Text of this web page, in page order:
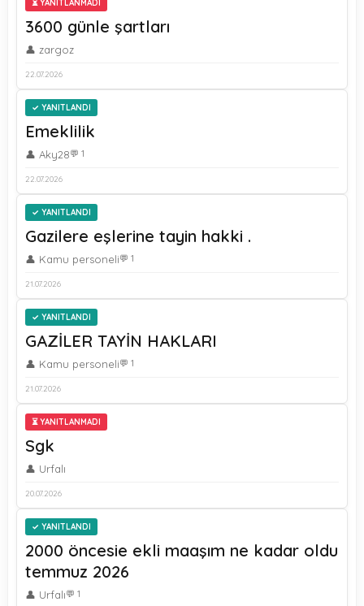
⏳ YANITLANMADI
3600 günle şartları
👤 zargoz
22.07.2026
YANITLANDI
Emeklilik
👤 Aky28💬 1
22.07.2026
YANITLANDI
Gazilere eşlerine tayin hakki .
👤 Kamu personeli💬 1
21.07.2026
YANITLANDI
GAZİLER TAYİN HAKLARI
👤 Kamu personeli💬 1
21.07.2026
⏳ YANITLANMADI
Sgk
👤 Urfalı
20.07.2026
YANITLANDI
2000 öncesie ekli maaşım ne kadar oldu
temmuz 2026
👤 Urfalı💬 1